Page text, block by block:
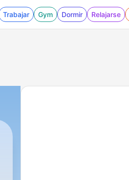
Trabajar Gym Dormir Relajarse